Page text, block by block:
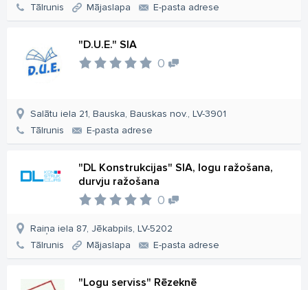
Tālrunis
Mājaslapa E-pasta adrese
"D.U.E." SIA
0
Salātu iela 21, Bauska, Bauskas nov., LV-3901
Tālrunis
E-pasta adrese
"DL Konstrukcijas" SIA, logu ražošana,
durvju ražošana
0
Raiņa iela 87, Jēkabpils, LV-5202
Tālrunis
Mājaslapa E-pasta adrese
"Logu serviss" Rēzeknē